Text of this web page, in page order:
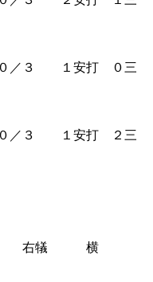
安打 ０三
安打 ２三
ルテ 右犠 横